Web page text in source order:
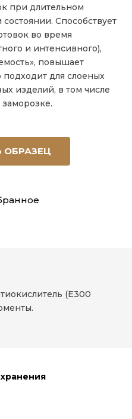
при длительном
Способствует
во время
и интенсивного),
повышает
для слоеных
изделий, в том числе
ОБРАЗЕЦ
(Е300